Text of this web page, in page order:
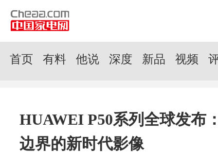
首页 有料 他说 深度 新品 视频
HUAWEI P50系列全球发布
边界的新时代影像